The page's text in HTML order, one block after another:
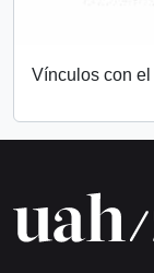
Vínculos con